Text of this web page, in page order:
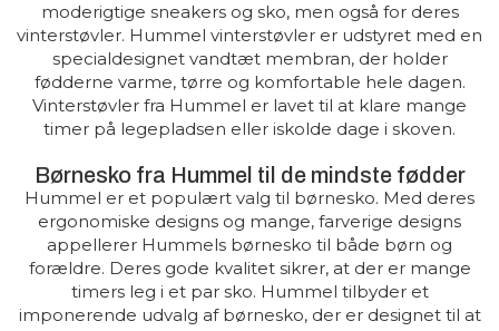
moderigtige sneakers og sko, men også for deres
vinterstøvler. Hummel vinterstøvler er udstyret med en
specialdesignet vandtæt membran, der holder
fødderne varme, tørre og komfortable hele dagen.
Vinterstøvler fra Hummel er lavet til at klare mange
timer på legepladsen eller iskolde dage i skoven.
Børnesko fra Hummel til de mindste fødder
Hummel er et populært valg til børnesko. Med deres
ergonomiske designs og mange, farverige designs
appellerer Hummels børnesko til både børn og
forældre. Deres gode kvalitet sikrer, at der er mange
timers leg i et par sko. Hummel tilbyder et
imponerende udvalg af børnesko, der er designet til at